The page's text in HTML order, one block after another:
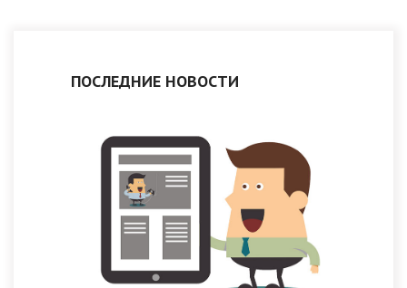
ПОСЛЕДНИЕ НОВОСТИ